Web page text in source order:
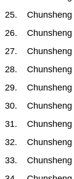
Chunsheng
Chunsheng
Chunsheng
Chunsheng
Chunsheng
Chunsheng
Chunsheng
Chunsheng
Chunsheng